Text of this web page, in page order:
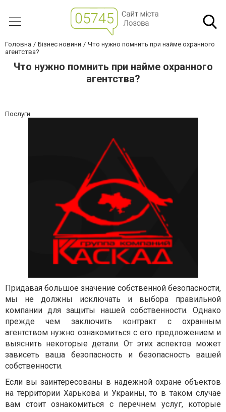
Головна Бізнес новини
Что нужно помнить при найме охранного
агентства?
Что нужно помнить при найме охранного
агентства?
Послуги
Придавая большое значение собственной безопасности,
мы не должны исключать и выбора правильной
компании для защиты нашей собственности. Однако
прежде чем заключить контракт с охранным
агентством нужно ознакомиться с его предложением и
выяснить некоторые детали. От этих аспектов может
зависеть ваша безопасность и безопасность вашей
собственности.
Если вы заинтересованы в надежной охране объектов
на территории Харькова и Украины, то в таком случае
вам стоит ознакомиться с перечнем услуг, которые